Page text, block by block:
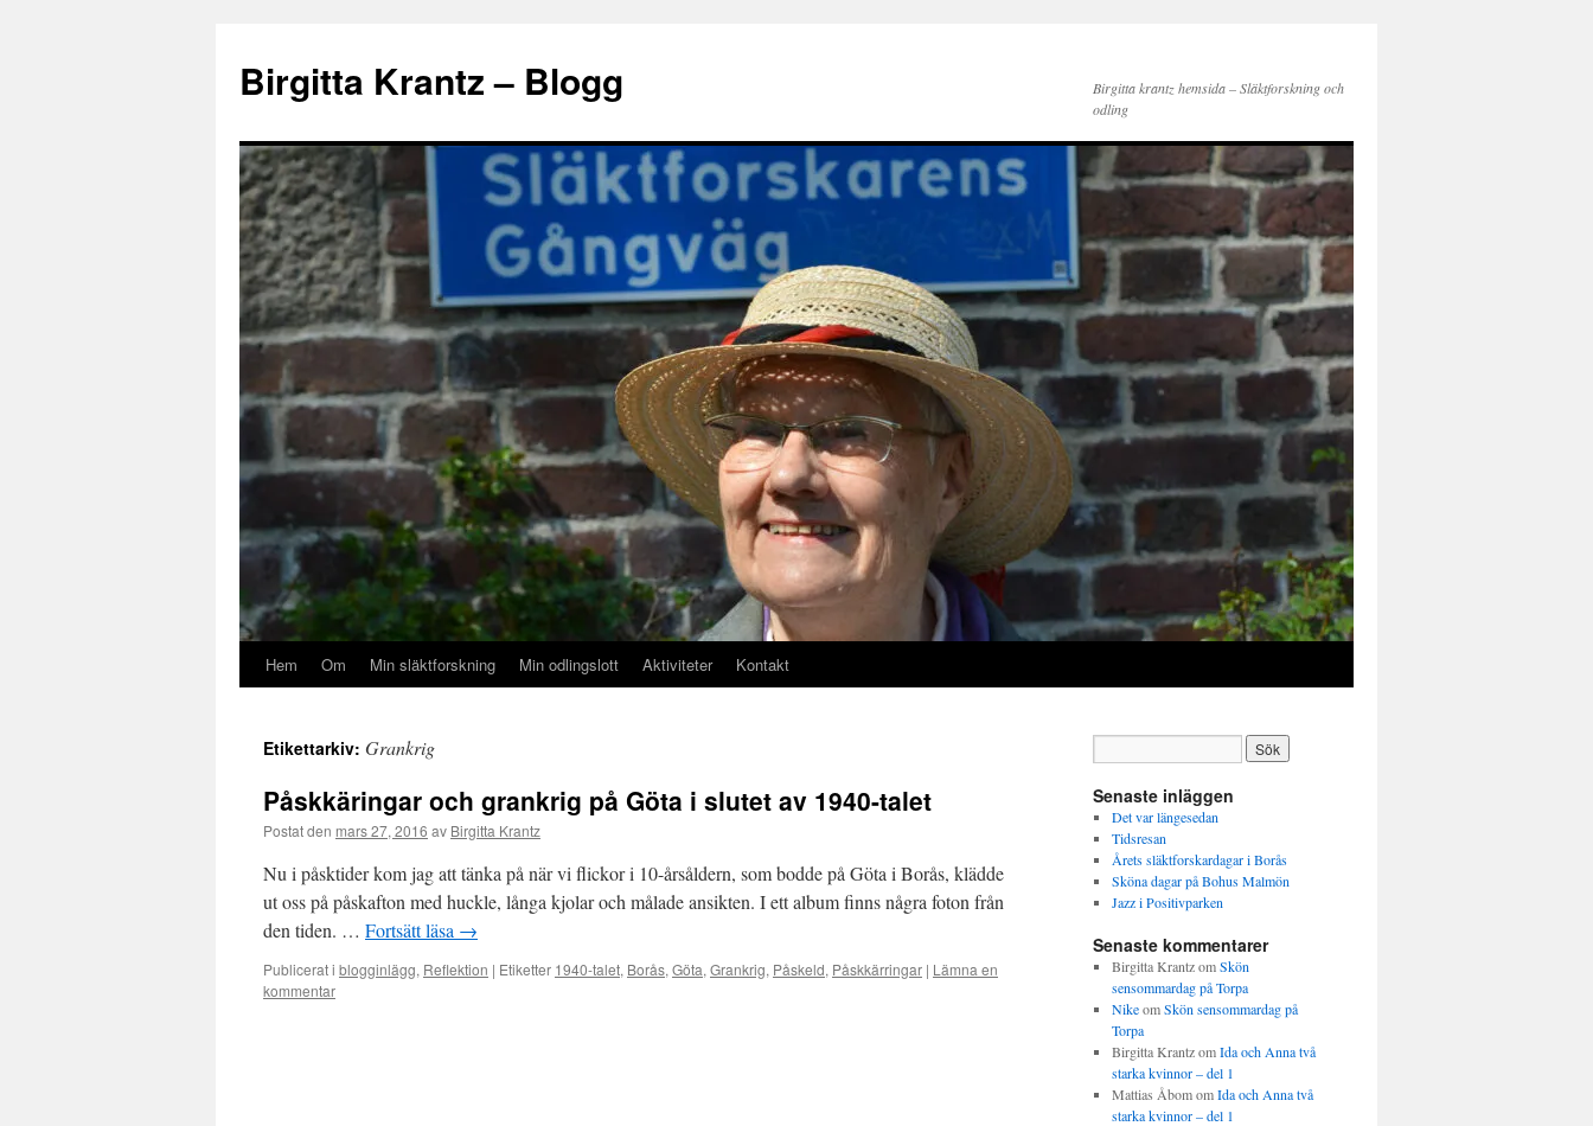
innehåll
Birgitta Krantz – Blogg
Birgitta krantz hemsida – Släktforskning och
odling
Hem Om Min släktforskning Min odlingslott Aktiviteter Kontakt
Etikettarkiv: Grankrig
Påskkäringar och grankrig på Göta i slutet av 1940-talet
Postat den mars 27, 2016 av Birgitta Krantz
Nu i påsktider kom jag att tänka på när vi flickor i 10-årsåldern, som bodde på Göta i Borås, klädde
ut oss på påskafton med huckle, långa kjolar och målade ansikten. I ett album finns några foton från
den tiden. … Fortsätt läsa →
Publicerat i blogginlägg, Reflektion | Etiketter 1940-talet, Borås, Göta, Grankrig, Påskeld, Påskkärringar | Lämna en
kommentar
Senaste inläggen
Det var längesedan
Tidsresan
Årets släktforskardagar i Borås
Sköna dagar på Bohus Malmön
Jazz i Positivparken
Senaste kommentarer
Birgitta KrantzomSkön
sensommardag på Torpa
NikeomSkön sensommardag på
Torpa
Birgitta KrantzomIda och Anna två
starka kvinnor – del 1
Mattias ÅbomomIda och Anna två
starka kvinnor – del 1